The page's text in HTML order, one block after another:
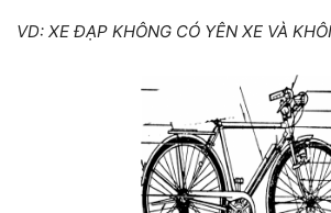
VD: XE ĐẠP KHÔNG CÓ YÊN XE VÀ